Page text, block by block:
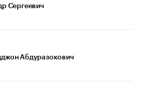
Сергеевич
Абдуразокович